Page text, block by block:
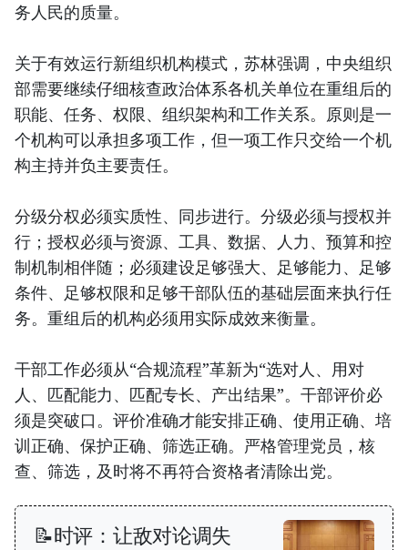
务人民的质量。
关于有效运行新组织机构模式，苏林强调，中央组织
部需要继续仔细核查政治体系各机关单位在重组后的
职能、任务、权限、组织架构和工作关系。原则是一
个机构可以承担多项工作，但一项工作只交给一个机
构主持并负主要责任。
分级分权必须实质性、同步进行。分级必须与授权并
行；授权必须与资源、工具、数据、人力、预算和控
制机制相伴随；必须建设足够强大、足够能力、足够
条件、足够权限和足够干部队伍的基础层面来执行任
务。重组后的机构必须用实际成效来衡量。
干部工作必须从“合规流程”革新为“选对人、用对
人、匹配能力、匹配专长、产出结果”。干部评价必
须是突破口。评价准确才能安排正确、使用正确、培
训正确、保护正确、筛选正确。严格管理党员，核
查、筛选，及时将不再符合资格者清除出党。
📝时评：让敌对论调失